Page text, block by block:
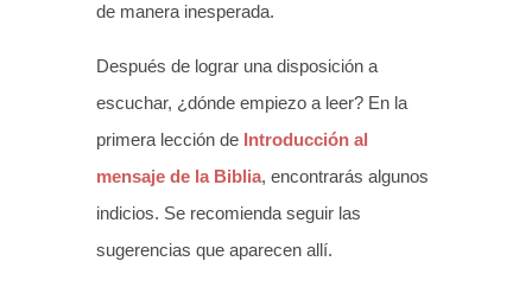
de manera inesperada.
Después de lograr una disposición a
escuchar, ¿dónde empiezo a leer? En la
primera lección de Introducción al
mensaje de la Biblia, encontrarás algunos
indicios. Se recomienda seguir las
sugerencias que aparecen allí.